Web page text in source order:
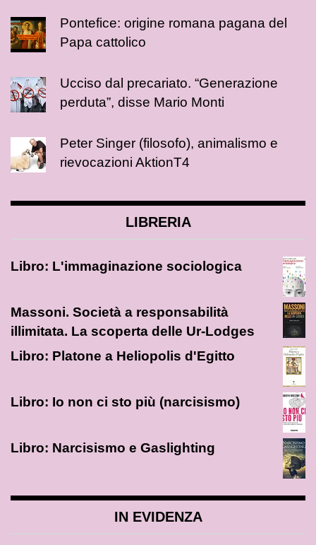
Pontefice: origine romana pagana del
Papa cattolico
Ucciso dal precariato. “Generazione
perduta”, disse Mario Monti
Peter Singer (filosofo), animalismo e
rievocazioni AktionT4
LIBRERIA
Libro: L'immaginazione sociologica
Massoni. Società a responsabilità
illimitata. La scoperta delle Ur-Lodges
Libro: Platone a Heliopolis d'Egitto
Libro: Io non ci sto più (narcisismo)
Libro: Narcisismo e Gaslighting
IN EVIDENZA